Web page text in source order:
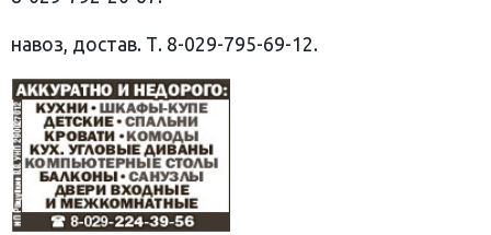
навоз, достав. Т. 8-029-795-69-12.